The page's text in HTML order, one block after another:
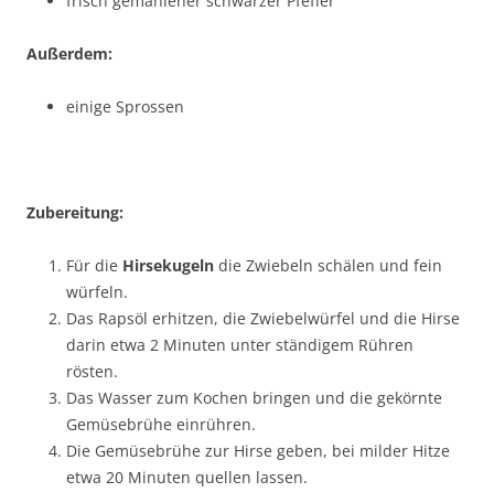
Außerdem:
einige Sprossen
Zubereitung:
Für die Hirsekugeln die Zwiebeln schälen und fein
würfeln.
Das Rapsöl erhitzen, die Zwiebelwürfel und die Hirse
darin etwa 2 Minuten unter ständigem Rühren
rösten.
Das Wasser zum Kochen bringen und die gekörnte
Gemüsebrühe einrühren.
Die Gemüsebrühe zur Hirse geben, bei milder Hitze
etwa 20 Minuten quellen lassen.